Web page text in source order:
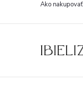
Ako nakupovať